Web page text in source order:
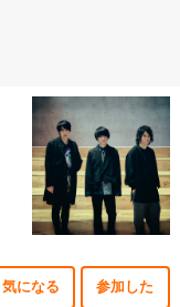
気になる 参加した